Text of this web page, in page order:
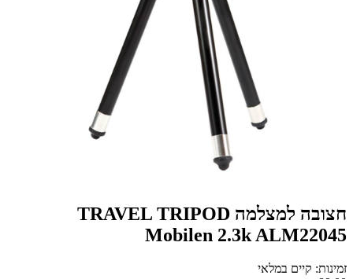
חצובה למצלמה TRAVEL TRIPOD
Mobilen 2.3k ALM22045
זמינות: קיים במלאי